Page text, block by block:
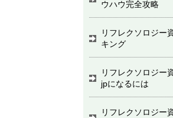
ウハウ完全攻略
リフレクソロジー
キング
リフレクソロジー
jpになるには
リフレクソロジー